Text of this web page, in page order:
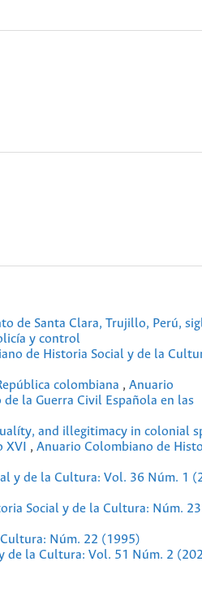
de Santa Clara, Trujillo, Perú,
y control
de Historia Social y de la
colombiana , Anuario
la Guerra Civil Española en las
and illegitimacy in colonial
XVI , Anuario Colombiano de
y de la Cultura: Vol. 36 Núm. 1
Social y de la Cultura: Núm. 23
Núm. 22 (1995)
de la Cultura: Vol. 51 Núm. 2